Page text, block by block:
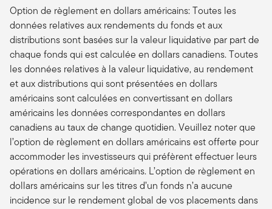
Option de règlement en dollars américains: Toutes les
données relatives aux rendements du fonds et aux
distributions sont basées sur la valeur liquidative par part de
chaque fonds qui est calculée en dollars canadiens. Toutes
les données relatives à la valeur liquidative, au rendement
et aux distributions qui sont présentées en dollars
américains sont calculées en convertissant en dollars
américains les données correspondantes en dollars
canadiens au taux de change quotidien. Veuillez noter que
l’option de règlement en dollars américains est offerte pour
accommoder les investisseurs qui préfèrent effectuer leurs
opérations en dollars américains. L’option de règlement en
dollars américains sur les titres d’un fonds n’a aucune
incidence sur le rendement global de vos placements dans